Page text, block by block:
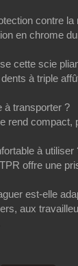
contre la
en chrome
cette scie
à triple
à transporter ?
rend compact,
à utiliser
offre une
est-elle
aux